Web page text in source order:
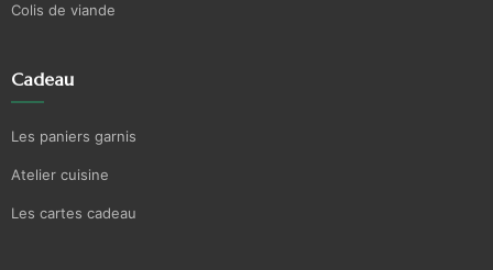
Colis de viande
Cadeau
Les paniers garnis
Atelier cuisine
Les cartes cadeau